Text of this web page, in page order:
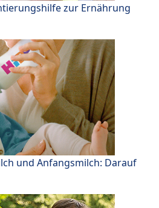
zur Ernährung
und Anfangsmilch: Darauf